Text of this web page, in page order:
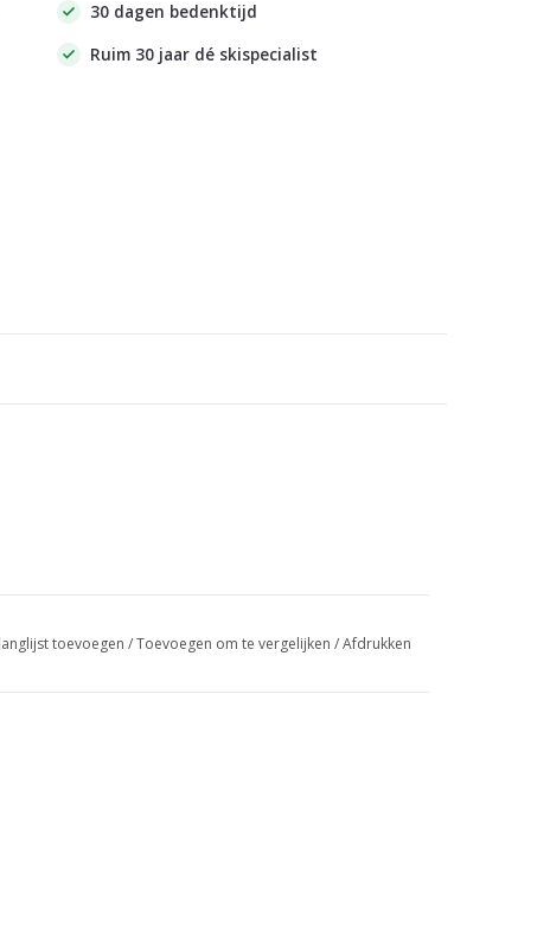
30 dagen bedenktijd
Ruim 30 jaar dé skispecialist
toevoegen /Toevoegen om te vergelijken /Afdrukken